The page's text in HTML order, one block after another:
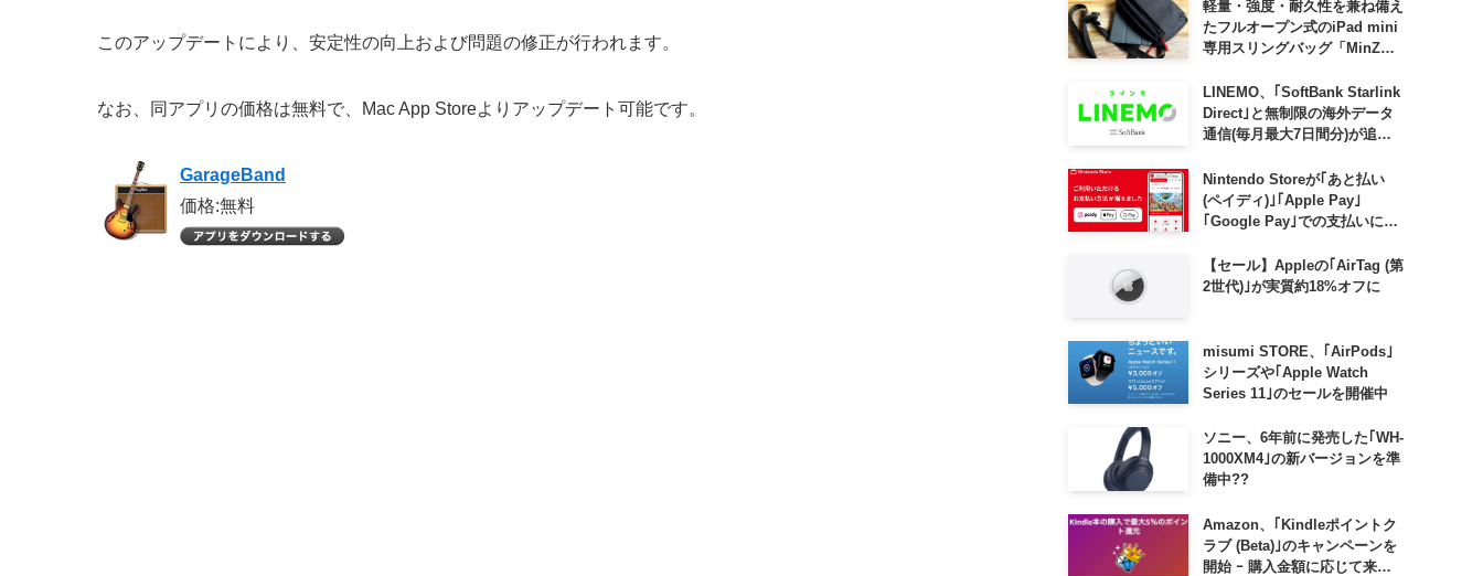
このアップデートにより、安定性の向上および問題の修正が行われます。
なお、同アプリの価格は無料で、Mac App Storeよりアップデート可能です。
GarageBand
価格:無料
軽量・強度・耐久性を兼ね備え
たフルオープン式のiPad mini
専用スリングバッグ「MinZ
発売
LINEMO、｢SoftBank Starlink
Direct｣と無制限の海外データ
通信(毎月最大7日間分)が追加
Nintendo Storeが｢あと払い
(ペイディ)｣｢Apple Pay｣
｢Google Pay｣での支払いに対
【セール】Appleの｢AirTag (第
2世代)｣が実質約18%オフに
misumi STORE、｢AirPods｣
シリーズや｢Apple Watch
Series 11｣のセールを開催中
ソニー、6年前に発売した｢WH-
1000XM4｣の新バージョンを準
備中??
Amazon、｢Kindleポイントク
ラブ (Beta)｣のキャンペーンを
開始 ｰ 購入金額に応じて来月